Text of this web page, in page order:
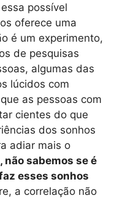
possível
oferece uma
é um experimento,
de pesquisas
algumas das
lúcidos com
as pessoas com
cientes do que
dos sonhos
adiar mais o
não sabemos se é
esses sonhos
a correlação não